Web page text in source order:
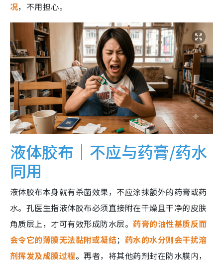
况，不用担心。
液体胶布｜不应与药膏/药水
同用
液体胶布本身就有杀菌效果，不应涂抹额外的药膏或药
水。孔医生指液体胶布必须直接附在干燥且干净的皮肤
角质层上，才可有效形成防水层。药膏的油性基质反而
会令它的薄膜无法黏附或凝结； 药水的水分则会干扰溶
剂挥发及成膜过程。再者，将其他药剂封在防水膜内，